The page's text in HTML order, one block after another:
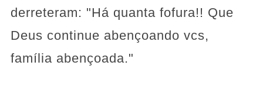
derreteram: "Há quanta fofura!! Que
Deus continue abençoando vcs,
família abençoada."